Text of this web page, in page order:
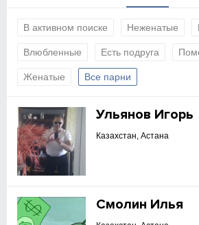
В активном поиске Неженатые
Влюбленные Есть подруга
Женатые Все парни
Ульянов Игорь
Казахстан, Астана
Смолин Илья